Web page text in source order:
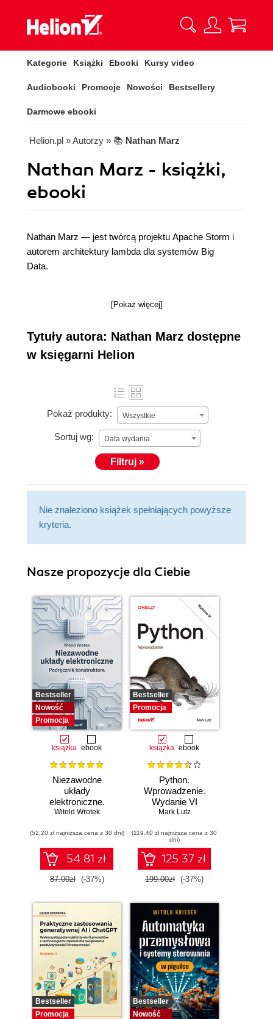
Kategorie Książki Ebooki Kursy video
Audiobooki Promocje Nowości Bestsellery
Darmowe ebooki
Helion.pl » Autorzy » 📚 Nathan Marz
Nathan Marz - książki,
ebooki
Nathan Marz — jest twórcą projektu Apache Storm i
autorem architektury lambda dla systemów Big
Data.
[Pokaż więcej]
Tytuły autora: Nathan Marz dostępne
w księgarni Helion
Pokaż produkty: Wszystkie
Sortuj wg: Data wydania
Filtruj »
Nie znaleziono książek spełniających powyższe
kryteria.
Nasze propozycje dla Ciebie
Bestseller
Nowość
Promocja
książka ebook
Niezawodne
układy
elektroniczne.
Podręcznik
Witold Wrotek
(52,20 zł najniższa cena z 30 dni)
54.81 zł
87.00zł (-37%)
Bestseller
Promocja
książka ebook
Python.
Wprowadzenie.
Wydanie VI
Mark Lutz
(119,40 zł najniższa cena z 30
dni)
125.37 zł
199.00zł (-37%)
Bestseller
Promocja
Bestseller
Nowość